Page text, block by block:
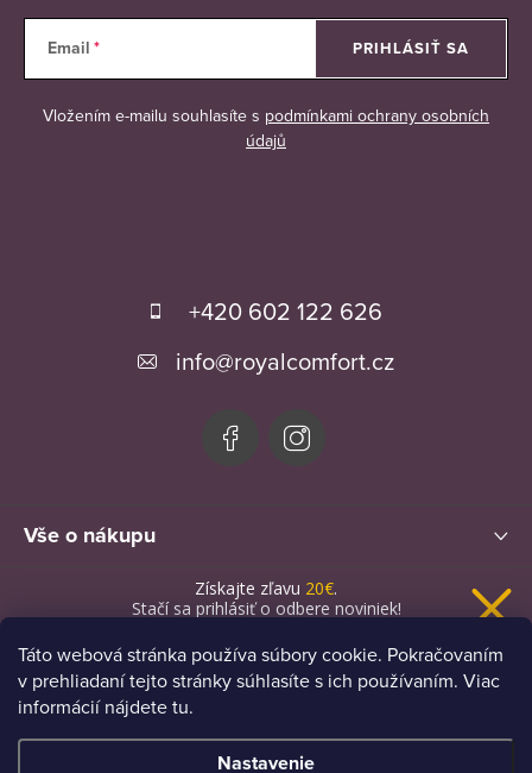
Táto webová stránka používa súbory cookie. Pokračovaním
v prehliadaní tejto stránky súhlasíte s ich používaním. Viac
informácií nájdete tu.
Nastavenie
Email
Vložením e-mailu souhlasíte s podmínkami ochrany osobních
údajů
PRIHLÁSIŤ SA
+420 602 122 626
info@royalcomfort.cz
Vše o nákupu
Získajte zľavu 20€.
Stačí sa prihlásiť o odbere noviniek!